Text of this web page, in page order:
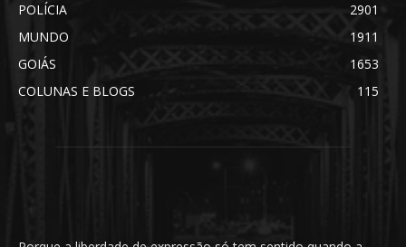
POLÍCIA
2901
MUNDO
1911
GOIÁS
1653
COLUNAS E BLOGS
115